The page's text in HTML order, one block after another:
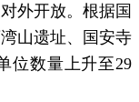
外开放。根据国
山遗址、国安寺
位数量上升至29